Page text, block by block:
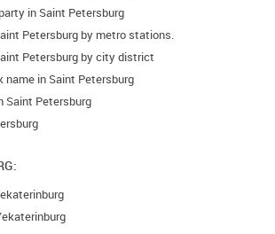
in Saint Petersburg
Petersburg by metro stations.
Petersburg by city district
name in Saint Petersburg
Saint Petersburg